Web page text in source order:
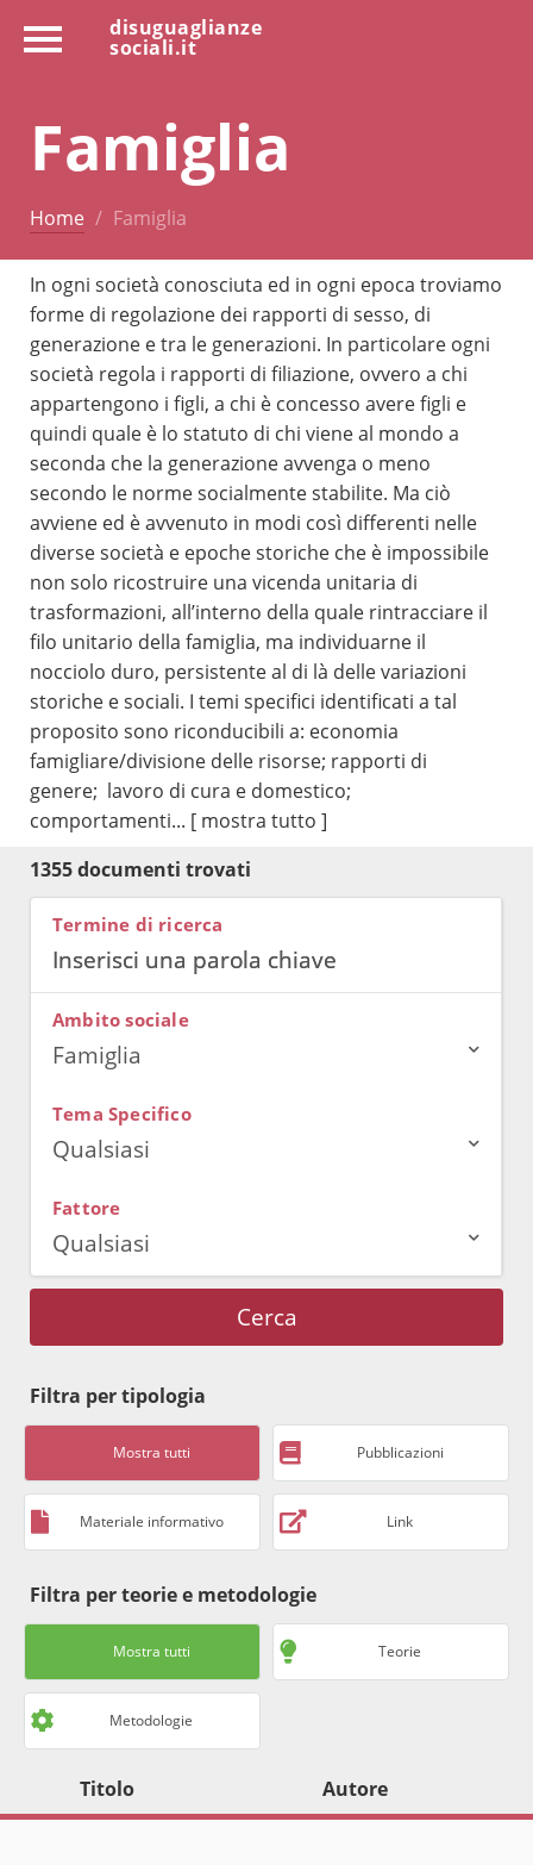
disuguaglianze
sociali.it
Famiglia
Home Famiglia
In ogni società conosciuta ed in ogni epoca troviamo
forme di regolazione dei rapporti di sesso, di
generazione e tra le generazioni. In particolare ogni
società regola i rapporti di filiazione, ovvero a chi
appartengono i figli, a chi è concesso avere figli e
quindi quale è lo statuto di chi viene al mondo a
seconda che la generazione avvenga o meno
secondo le norme socialmente stabilite. Ma ciò
avviene ed è avvenuto in modi così differenti nelle
diverse società e epoche storiche che è impossibile
non solo ricostruire una vicenda unitaria di
trasformazioni, all’interno della quale rintracciare il
filo unitario della famiglia, ma individuarne il
nocciolo duro, persistente al di là delle variazioni
storiche e sociali. I temi specifici identificati a tal
proposito sono riconducibili a: economia
famigliare/divisione delle risorse; rapporti di
genere; lavoro di cura e domestico;
comportamenti... [ mostra tutto ]
1355 documenti trovati
Termine di ricerca
Ambito sociale
Famiglia
Tema Specifico
Qualsiasi
Fattore
Qualsiasi
Cerca
Filtra per tipologia
Mostra tutti Pubblicazioni
Materiale informativo Link
Filtra per teorie e metodologie
Mostra tutti Teorie
Metodologie
Titolo Autore